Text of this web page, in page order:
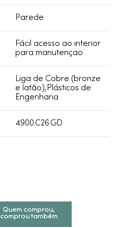
Parede
Fácil acesso ao interior
para manutençao
Liga de Cobre (bronze
e latão),Plásticos de
Engenharia
4900.C26.GD
Quem comprou,
comprou também